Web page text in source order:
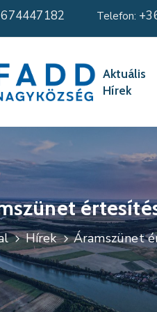
Telefon:
Aktuális
Hírek
Hírek Áramszünet